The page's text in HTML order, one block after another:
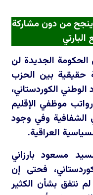
من دون مشاركة
الحكومة الجديدة لن
بين الحزب
الوطني الكوردستاني،
موظفي الإقليم
الشفافية وفي وجود
العراقية.
مسعود بارزاني
فحتى إن
نتفق بشأن الكثير